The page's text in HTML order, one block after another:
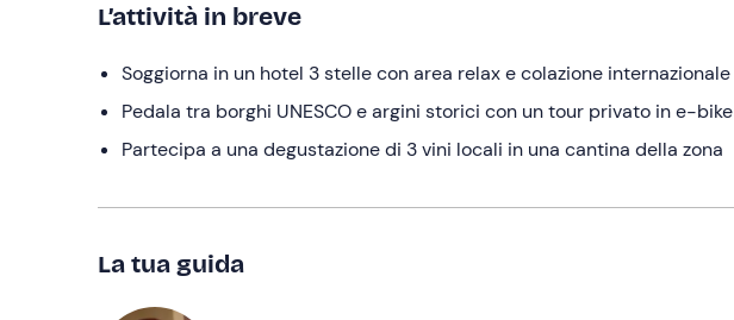
L’attività in breve
Soggiorna in un hotel 3 stelle con area relax e colazione internazionale
Pedala tra borghi UNESCO e argini storici con un tour privato in e-bike
Partecipa a una degustazione di 3 vini locali in una cantina della zona
La tua guida